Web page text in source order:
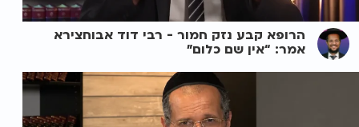
הרופא קבע נזק חמור - רבי דוד אבוחצירא
אמר: “אין שם כלום”